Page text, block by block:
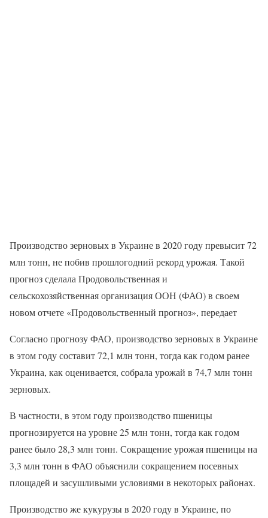
Производство зерновых в Украине в 2020 году превысит 72
млн тонн, не побив прошлогодний рекорд урожая. Такой
прогноз сделала Продовольственная и
сельскохозяйственная организация ООН (ФАО) в своем
новом отчете «Продовольственный прогноз», передает
Согласно прогнозу ФАО, производство зерновых в Украине
в этом году составит 72,1 млн тонн, тогда как годом ранее
Украина, как оценивается, собрала урожай в 74,7 млн тонн
зерновых.
В частности, в этом году производство пшеницы
прогнозируется на уровне 25 млн тонн, тогда как годом
ранее было 28,3 млн тонн. Сокращение урожая пшеницы на
3,3 млн тонн в ФАО объяснили сокращением посевных
площадей и засушливыми условиями в некоторых районах.
Производство же кукурузы в 2020 году в Украине, по